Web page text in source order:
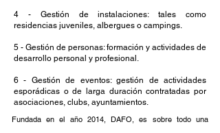
4 - Gestión de instalaciones: tales como
residencias juveniles, albergues o campings.
5 - Gestión de personas: formación y actividades de
desarrollo personal y profesional.
6 - Gestión de eventos: gestión de actividades
esporádicas o de larga duración contratadas por
asociaciones, clubs, ayuntamientos.
Fundada en el año 2014, DAFO, es sobre todo una